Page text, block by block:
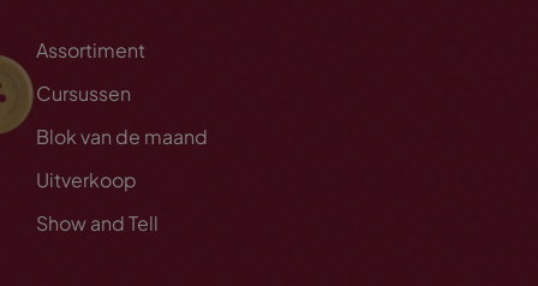
Assortiment
Cursussen
Blok van de maand
Uitverkoop
Show and Tell